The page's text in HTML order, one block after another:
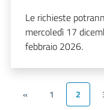
Le richieste
mercoledì 17
febbraio 2026.
« 1 2